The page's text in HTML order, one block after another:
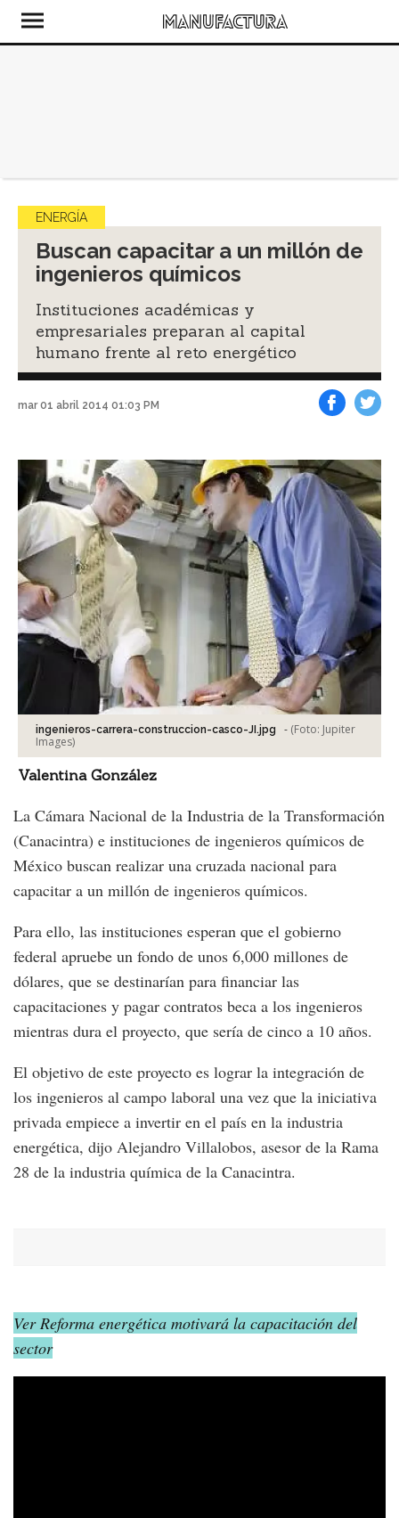
ENERGÍA
Buscan capacitar a un millón de
ingenieros químicos
Instituciones académicas y
empresariales preparan al capital
humano frente al reto energético
mar 01 abril 2014 01:03 PM
ingenieros-carrera-construccion-casco-JI.jpg - (Foto: Jupiter
Images)
Valentina González
La Cámara Nacional de la Industria de la Transformación
(Canacintra) e instituciones de ingenieros químicos de
México buscan realizar una cruzada nacional para
capacitar a un millón de ingenieros químicos.
Para ello, las instituciones esperan que el gobierno
federal apruebe un fondo de unos 6,000 millones de
dólares, que se destinarían para financiar las
capacitaciones y pagar contratos beca a los ingenieros
mientras dura el proyecto, que sería de cinco a 10 años.
El objetivo de este proyecto es lograr la integración de
los ingenieros al campo laboral una vez que la iniciativa
privada empiece a invertir en el país en la industria
energética, dijo Alejandro Villalobos, asesor de la Rama
28 de la industria química de la Canacintra.
Ver Reforma energética motivará la capacitación del
sector